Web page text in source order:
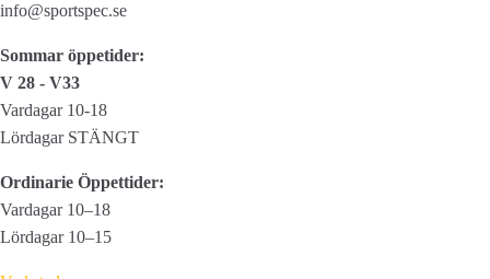
info@sportspec.se
Sommar öppetider:
V 28 - V33
Vardagar 10-18
Lördagar STÄNGT
Ordinarie Öppettider:
Vardagar 10–18
Lördagar 10–15